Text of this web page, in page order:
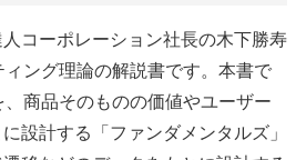
コーポレーション社長の木下勝寿
ング理論の解説書です。本書で
商品そのものの価値やユーザー
設計する「ファンダメンタルズ」